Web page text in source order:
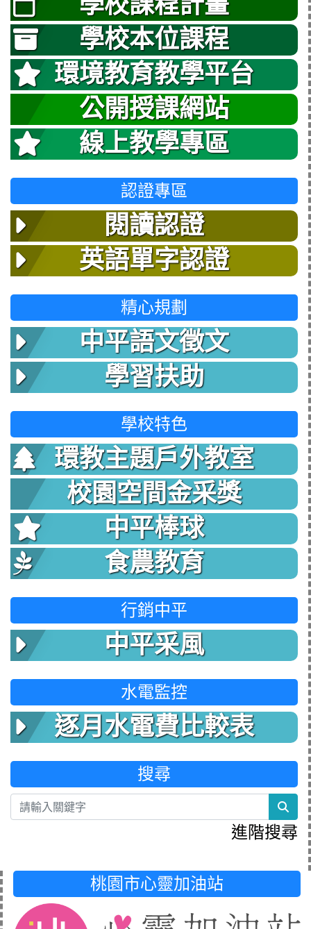
學校本位課程
環境教育教學平台
公開授課網站
線上教學專區
認證專區
閱讀認證
英語單字認證
精心規劃
中平語文徵文
學習扶助
學校特色
環教主題戶外教室
校園空間金采獎
中平棒球
食農教育
行銷中平
中平采風
水電監控
逐月水電費比較表
搜尋
進階搜尋
桃園市心靈加油站